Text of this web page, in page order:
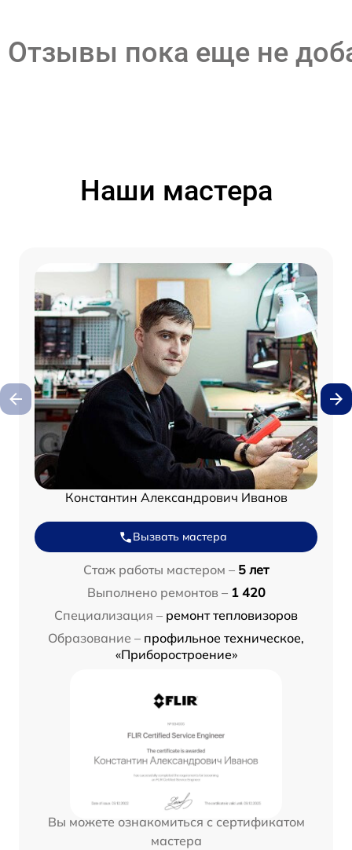
Отзывы пока еще не
Наши мастера
Константин Александрович Иванов
Вызвать мастера
Стаж работы мастером – 5 лет
Выполнено ремонтов – 1 420
Специализация – ремонт тепловизоров
Образование – профильное техническое,
«Приборостроение»
Вы можете ознакомиться с сертификатом
мастера